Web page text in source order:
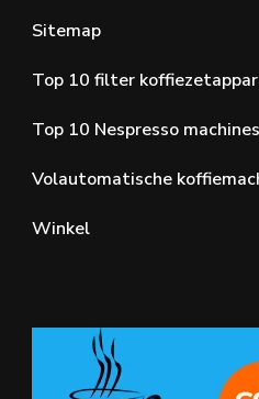
Sitemap
Top 10 filter
Top 10 Nespresso machines
Volautomatische
Winkel